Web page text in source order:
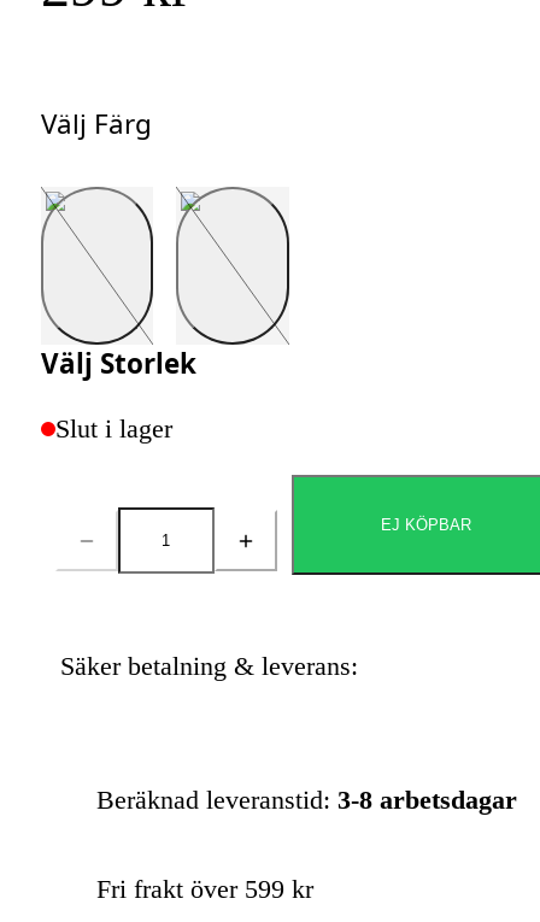
Välj Färg
Välj Färg
Välj Storlek
Slut i lager
Antal
EJ KÖPBAR
Säker betalning & leverans:
Beräknad leveranstid: 3-8 arbetsdagar
Fri frakt över 599 kr